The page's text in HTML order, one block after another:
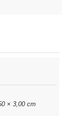
× 3,00 cm